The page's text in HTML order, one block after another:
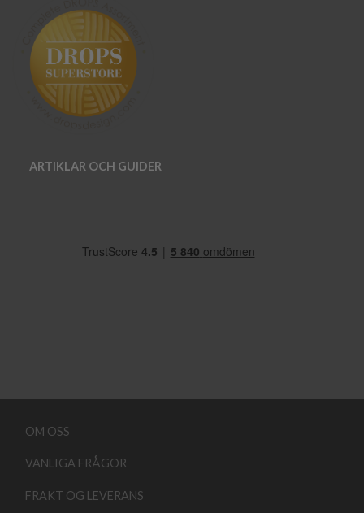
ARTIKLAR OCH GUIDER
OM OSS
VANLIGA FRÅGOR
FRAKT OG LEVERANS